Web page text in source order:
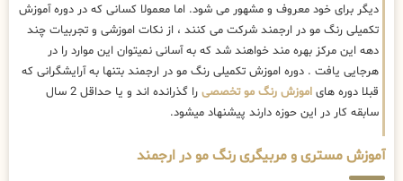
دیگر برای خود معروف و مشهور می شود. اما معمولا کسانی که در دوره آموزش
تکمیلی رنگ مو در ارجمند شرکت می کنند ، از نکات اموزشی و تجربیات چند
دهه این مرکز بهره مند خواهند شد که به آسانی نمیتوان این موارد را در
هرجایی یافت . دوره اموزش تکمیلی رنگ مو در ارجمند بتنها به آرایشگرانی که
قبلا دوره های اموزش رنگ مو تخصصی
را گذرانده اند و یا حداقل 2 سال
سابقه کار در این حوزه دارند پیشنهاد میشود.
آموزش مستری و مربیگری رنگ مو در ارجمند